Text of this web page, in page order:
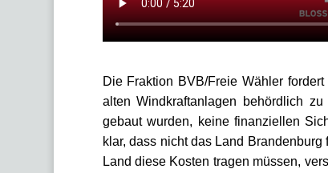
Die Fraktion BVB/Freie Wähler
alten Windkraftanlagen behördlich
gebaut wurden, keine finanziellen
klar, dass nicht das Land
Land diese Kosten tragen müssen,